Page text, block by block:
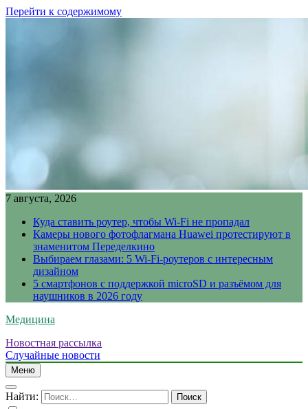
Перейти к содержимому
7 августа, 2026
Куда ставить роутер, чтобы Wi-Fi не пропадал
Камеры нового фотофлагмана Huawei протестируют в
знаменитом Переделкино
Выбираем глазами: 5 Wi-Fi-роутеров с интересным
дизайном
5 смартфонов с поддержкой microSD и разъёмом для
наушников в 2026 году
Медицина
Новостная рассылка
Случайные новости
Меню
Найти: